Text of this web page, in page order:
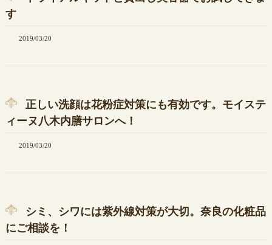
す
2019/03/20
正しい洗顔は花粉症対策にも有効です。モイステ
ィーヌ八木内膳サロンへ！
2019/03/20
シミ、シワには紫外線対策が大切。奈良の化粧品
にご相談を！